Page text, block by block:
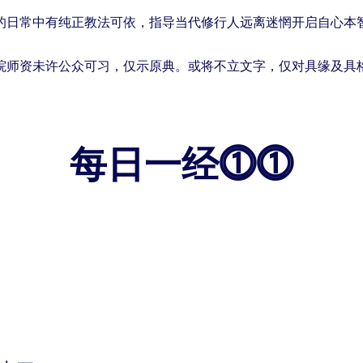
常中有纯正教法可依，指导当代修行人远离迷惘开启自心
资未许公众可习，仅示原典。或将不立文字，仅对具缘及
每日一经⓵⓵